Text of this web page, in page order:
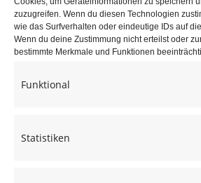
zuzugreifen. Wenn du diesen Technologien
wie das Surfverhalten oder eindeutige IDs auf
Wenn du deine Zustimmung nicht erteilst oder
bestimmte Merkmale und Funktionen
Funktional
Statistiken
Name *
*
Website